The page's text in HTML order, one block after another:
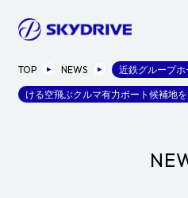
TOP NEWS 近鉄グループ
ける空飛ぶクルマ有力ポート候補地